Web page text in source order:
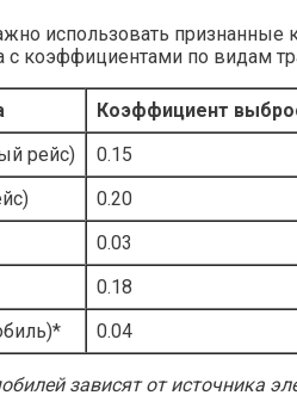
использовать
с коэффициентами по видам
Коэффициент
рейс)
0.15
0.20
0.03
0.18
0.04
зависят от источника